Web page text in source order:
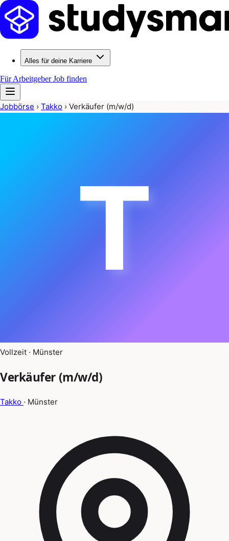
Alles für deine Karriere
Für ArbeitgeberJob finden
Jobbörse › Takko › Verkäufer (m/w/d)
T
Vollzeit · Münster
Verkäufer (m/w/d)
Takko · Münster